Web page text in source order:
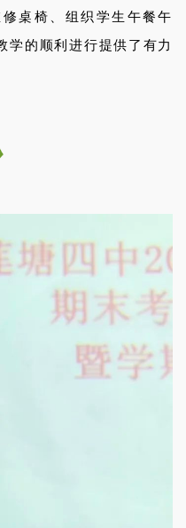
桌椅、组织学生午餐午
学的顺利进行提供了有力